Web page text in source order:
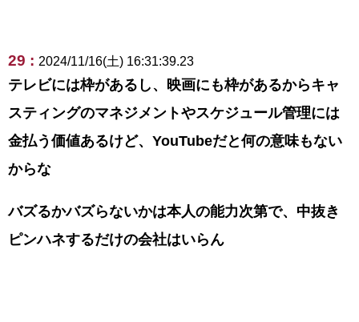
29 : 2024/11/16(土) 16:31:39.23
テレビには枠があるし、映画にも枠があるからキャ
スティングのマネジメントやスケジュール管理には
金払う価値あるけど、YouTubeだと何の意味もない
からな
バズるかバズらないかは本人の能力次第で、中抜き
ピンハネするだけの会社はいらん